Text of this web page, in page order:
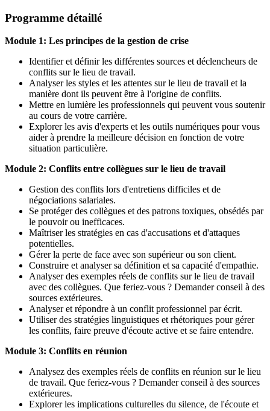
Programme détaillé
Module 1: Les principes de la gestion de crise
Identifier et définir les différentes sources et déclencheurs de
conflits sur le lieu de travail.
Analyser les styles et les attentes sur le lieu de travail et la
manière dont ils peuvent être à l'origine de conflits.
Mettre en lumière les professionnels qui peuvent vous soutenir
au cours de votre carrière.
Explorer les avis d'experts et les outils numériques pour vous
aider à prendre la meilleure décision en fonction de votre
situation particulière.
Module 2: Conflits entre collègues sur le lieu de travail
Gestion des conflits lors d'entretiens difficiles et de
négociations salariales.
Se protéger des collègues et des patrons toxiques, obsédés par
le pouvoir ou inefficaces.
Maîtriser les stratégies en cas d'accusations et d'attaques
potentielles.
Gérer la perte de face avec son supérieur ou son client.
Construire et analyser sa définition et sa capacité d'empathie.
Analyser des exemples réels de conflits sur le lieu de travail
avec des collègues. Que feriez-vous ? Demander conseil à des
sources extérieures.
Analyser et répondre à un conflit professionnel par écrit.
Utiliser des stratégies linguistiques et rhétoriques pour gérer
les conflits, faire preuve d'écoute active et se faire entendre.
Module 3: Conflits en réunion
Analysez des exemples réels de conflits en réunion sur le lieu
de travail. Que feriez-vous ? Demander conseil à des sources
extérieures.
Explorer les implications culturelles du silence, de l'écoute et